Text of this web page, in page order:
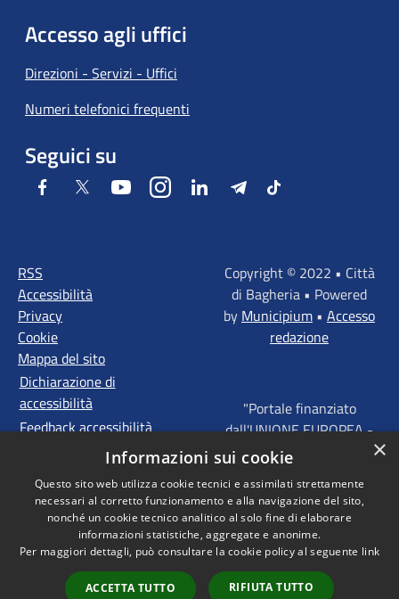
Accesso agli uffici
Direzioni - Servizi - Uffici
Numeri telefonici frequenti
Seguici su
Facebook Twitter YoutubeInstagramLinkedIn TelegramTiktok
RSS
Accessibilità
Privacy
Cookie
Mappa del sito
Dichiarazione di
accessibilità
Feedback accessibilità
Copyright © 2022 • Città
di Bagheria • Powered
by Municipium • Accesso
redazione
"Portale finanziato
dall'UNIONE EUROPEA -
FONDI STRUTTURALI
EUROPEI - Programma
Operativo FESR Sicilia
2014 - 2020 Agenda
Urbana ITI "Palermo -
Bagheria"
×
Informazioni sui cookie
Questo sito web utilizza cookie tecnici e assimilati strettamente
necessari al corretto funzionamento e alla navigazione del sito,
nonché un cookie tecnico analitico al solo fine di elaborare
informazioni statistiche, aggregate e anonime.
Per maggiori dettagli, può consultare la cookie policy al seguente link
ACCETTA TUTTO RIFIUTA TUTTO